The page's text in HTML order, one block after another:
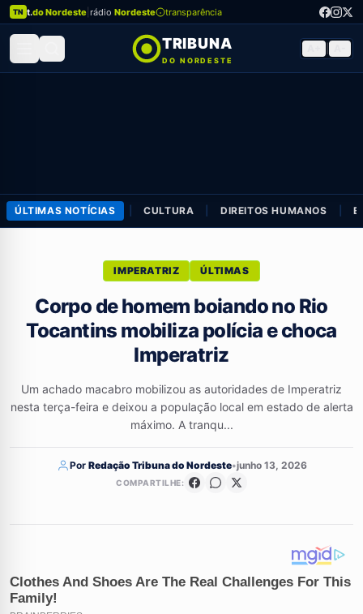
TN t.do Nordeste rádio Nordeste transparência
TRIBUNA
DO NORDESTE
ÚLTIMAS NOTÍCIAS CULTURA DIREITOS HUMANOS
IMPERATRIZ ÚLTIMAS
Corpo de homem boiando no Rio
Tocantins mobiliza polícia e choca
Imperatriz
Um achado macabro mobilizou as autoridades de Imperatriz
nesta terça-feira e deixou a população local em estado de alerta
máximo. A tranqu...
Por Redação Tribuna do Nordeste•junho 13, 2026
COMPARTILHE: